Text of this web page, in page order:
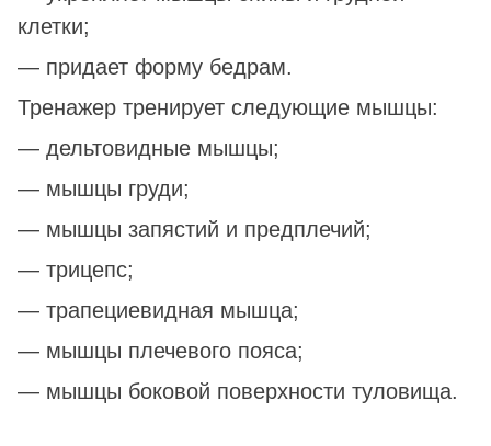
клетки;
― придает форму бедрам.
Тренажер тренирует следующие мышцы:
― дельтовидные мышцы;
― мышцы груди;
― мышцы запястий и предплечий;
― трицепс;
― трапециевидная мышца;
― мышцы плечевого пояса;
― мышцы боковой поверхности туловища.